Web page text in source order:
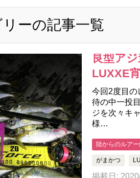
ーの記事一覧
良型ア
LUXXE
今回2度目の
待の中一投
ジを次々キ
様…
陸からのルアー
がまかつ